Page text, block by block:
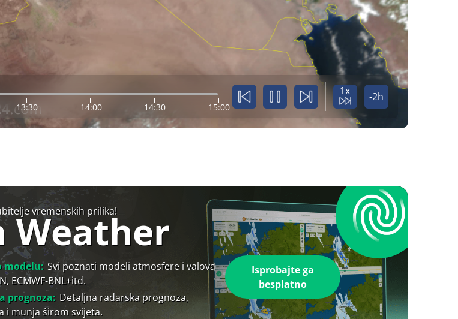
13:30 14:00 14:30 15:00
1x -2h
vremenskih prilika!
Weather
modelu: Svi poznati modeli atmosfere i valova
ECMWF-BNL+itd.
prognoza: Detaljna radarska prognoza,
i munja širom svijeta.
Isprobajte ga
besplatno